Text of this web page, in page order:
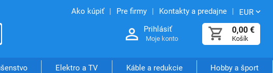
Ako kúpiť Pre firmy Kontakty a predajne EUR
0,00 €
Košík
Prihlásiť
Moje konto
Elektro a TV Káble a redukcie Hobby a šport